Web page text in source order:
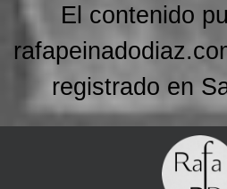
El contenido
registrado en